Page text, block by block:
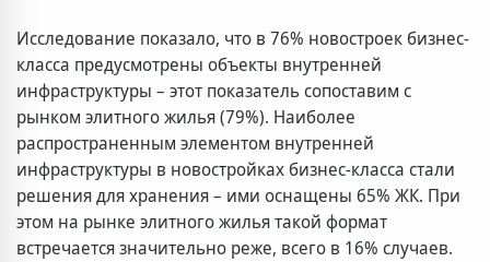
Исследование показало, что в 76% новостроек бизнес-
класса предусмотрены объекты внутренней
инфраструктуры – этот показатель сопоставим с
рынком элитного жилья (79%). Наиболее
распространенным элементом внутренней
инфраструктуры в новостройках бизнес-класса стали
решения для хранения – ими оснащены 65% ЖК. При
этом на рынке элитного жилья такой формат
встречается значительно реже, всего в 16% случаев.